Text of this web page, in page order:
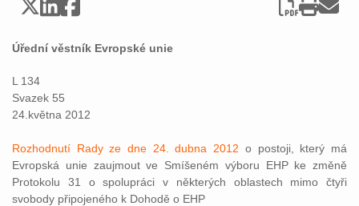
Úřední věstník Evropské unie
L 134
Svazek 55
24.května 2012
Rozhodnutí Rady ze dne 24. dubna 2012 o postoji, který má
Evropská unie zaujmout ve Smíšeném výboru EHP ke změně
Protokolu 31 o spolupráci v některých oblastech mimo čtyři
svobody připojeného k Dohodě o EHP